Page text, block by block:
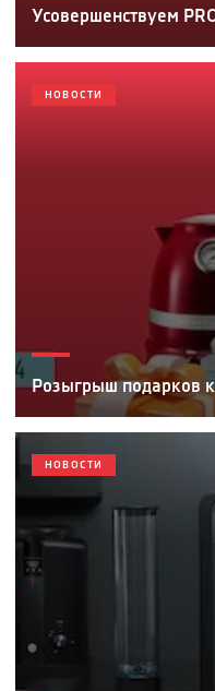
Усовершенствуем
НОВОСТИ
Розыгрыш подарков
НОВОСТИ